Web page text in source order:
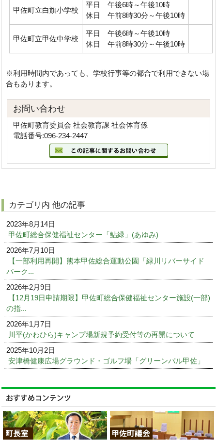
甲佐町立白旗小学校
平日 午後6時～午後10時
休日 午前8時30分～午後10時
甲佐町立甲佐中学校
平日 午後6時～午後10時
休日 午前8時30分～午後10時
※利用時間内であっても、学校行事等の都合で利用できない場
合もあります。
お問い合わせ
甲佐町教育委員会 社会教育課 社会体育係
電話番号:096-234-2447
カテゴリ内 他の記事
2023年8月14日
甲佐町総合保健福祉センター「鮎緑」(あゆみ)
2026年7月10日
【一部利用再開】熊本甲佐総合運動公園「緑川リバーサイド
パーク...
2026年2月9日
【12月19日申請期限】甲佐町総合保健福祉センター施設(一部)
の指...
2026年1月7日
川平(かわひら)キャンプ場新規予約受付等の再開について
2025年10月2日
安津橋健康広場グラウンド・ゴルフ場「グリーンパル甲佐」